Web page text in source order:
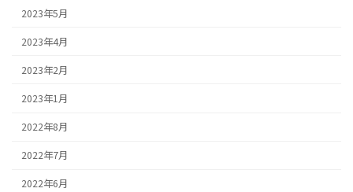
2023年5月
2023年4月
2023年2月
2023年1月
2022年8月
2022年7月
2022年6月